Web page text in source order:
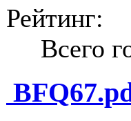
Рейтинг:
Всего